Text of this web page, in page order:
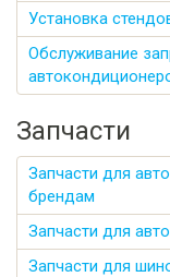
Установка
Обслуживание
Запчасти
Запчасти для
брендам
Запчасти для
Запчасти для